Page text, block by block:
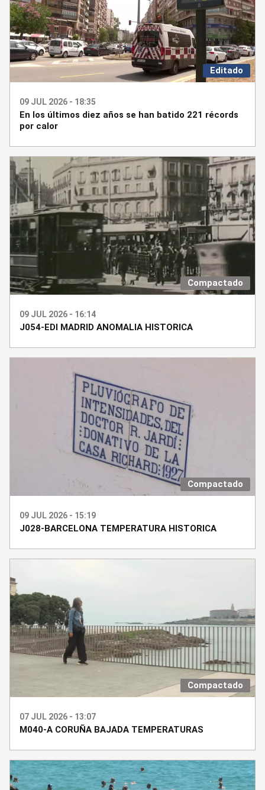
Editado
09 JUL 2026 - 18:35
En los últimos diez años se han batido 221 récords
por calor
Compactado
09 JUL 2026 - 16:14
J054-EDI MADRID ANOMALIA HISTORICA
Compactado
09 JUL 2026 - 15:19
J028-BARCELONA TEMPERATURA HISTORICA
Compactado
07 JUL 2026 - 13:07
M040-A CORUÑA BAJADA TEMPERATURAS